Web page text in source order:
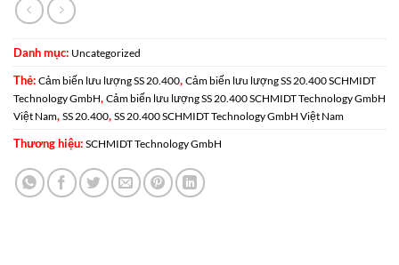
Danh mục: Uncategorized
Thẻ: Cảm biến lưu lượng SS 20.400, Cảm biến lưu lượng SS 20.400 SCHMIDT
Technology GmbH, Cảm biến lưu lượng SS 20.400 SCHMIDT Technology GmbH
Việt Nam, SS 20.400, SS 20.400 SCHMIDT Technology GmbH Việt Nam
Thương hiệu: SCHMIDT Technology GmbH